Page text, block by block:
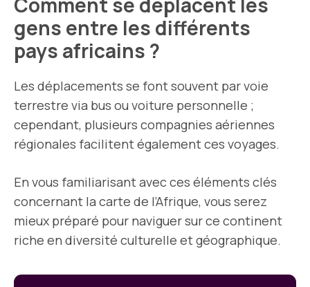
gens entre les différents
pays africains ?
Les déplacements se font souvent par voie
terrestre via bus ou voiture personnelle ;
cependant, plusieurs compagnies aériennes
régionales facilitent également ces voyages.
En vous familiarisant avec ces éléments clés
concernant la carte de l’Afrique, vous serez
mieux préparé pour naviguer sur ce continent
riche en diversité culturelle et géographique.